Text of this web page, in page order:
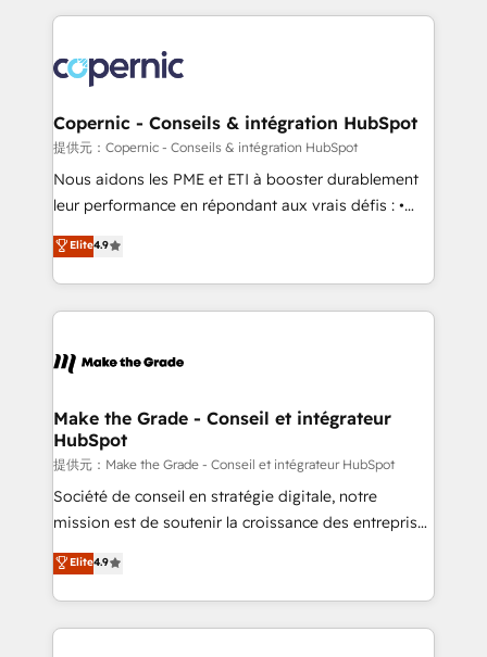
lasts. So if you're ready to become the most trusted
voice in your market, let’s talk.
HubSpot's Global Partner of the Year in 2024,
worldwide, and with over 15 years in the ecosystem,
Huble has built a track record that speaks for itself.
One company, one operating model, delivering
across offices and consulting teams in the UK, USA,
Canada, Germany, France, Belgium, Singapore, and
South Africa. Certified compliant with ISO/IEC
international offices and 175+ employees.
Copernic - Conseils & intégration HubSpot
提供元：Copernic - Conseils & intégration HubSpot
Nous aidons les PME et ETI à booster durablement
leur performance en répondant aux vrais défis : •
Intégration de HubSpot avec d’autres outils (ERP,
téléphonie, etc.) • Alignement des équipes grâce à un
outil et des données partagées • Amélioration de la
collecte et de l’analyse des données pour des
de la productivité des équipes Notre équipe de 30
avec un engagement total, alignant processus
métiers et technologie, et guidant vos équipes à
travers le changement, tout en centrant vos objectifs
d’entreprise. Grâce à une méthodologie éprouvée
auprès de plus de 400 clients, nous comprenons
HubSpot dans votre organisation. Pour toute
question technique ou besoin de structuration de
Elite4.9
Make the Grade - Conseil et intégrateur
HubSpot
提供元：Make the Grade - Conseil et intégrateur HubSpot
Société de conseil en stratégie digitale, notre
mission est de soutenir la croissance des entreprises
B2B à travers l’acquisition de nouveaux clients,
l'intégration CRM et le développement des revenus
auprès de vos comptes existants. En France et à
l'international, nous travaillons avec des ETI
Elite4.9